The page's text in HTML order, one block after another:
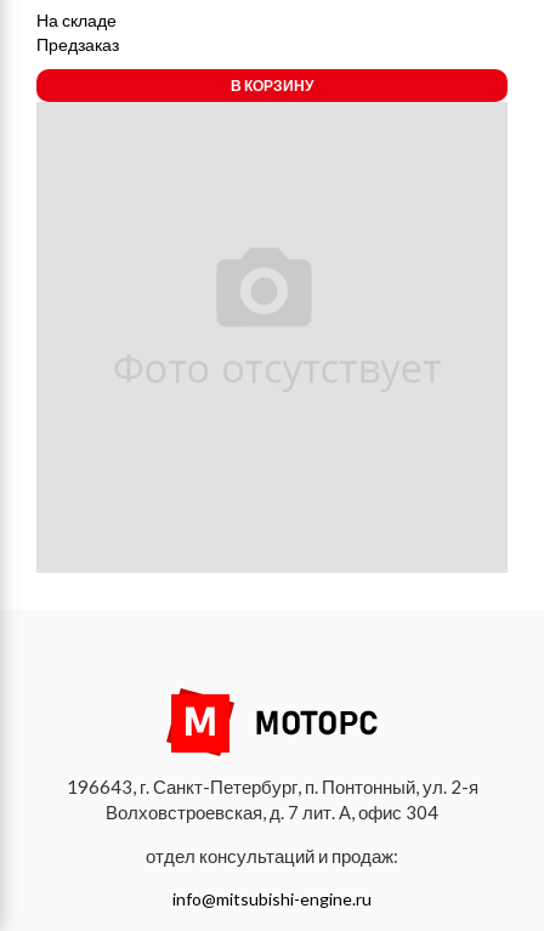
На складе
Предзаказ
В КОРЗИНУ
196643, г. Санкт-Петербург, п. Понтонный, ул. 2-я
Волховстроевская, д. 7 лит. А, офис 304
отдел консультаций и продаж:
info@mitsubishi-engine.ru